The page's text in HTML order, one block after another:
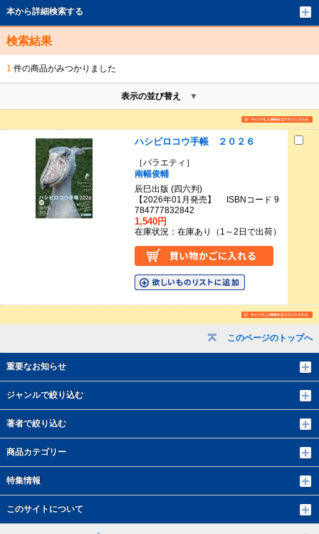
このページのトップへ
重要なお知らせ
ジャンルで絞り込む
著者で絞り込む
商品カテゴリー
特集情報
このサイトについて
本から詳細検索する
検索結果
1 件の商品がみつかりました
表示の並び替え
ハシビロコウ手帳 ２０２６
［バラエティ］
南幅俊輔
辰巳出版 (四六判)
【2026年01月発売】 ISBNコード 9
784777832842
1,540円
在庫状況：在庫あり（1～2日で出荷）